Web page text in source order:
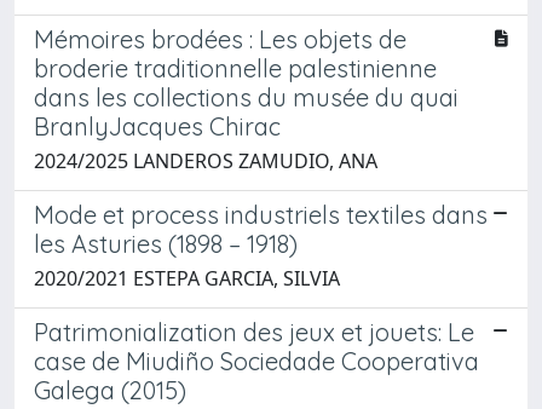
Mémoires brodées : Les objets de
broderie traditionnelle palestinienne
dans les collections du musée du quai
BranlyJacques Chirac
2024/2025 LANDEROS ZAMUDIO, ANA
Mode et process industriels textiles dans
les Asturies (1898 – 1918)
2020/2021 ESTEPA GARCIA, SILVIA
Patrimonialization des jeux et jouets: Le
case de Miudiño Sociedade Cooperativa
Galega (2015)